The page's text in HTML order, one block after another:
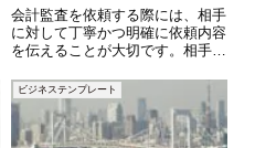
会計監査を依頼する際には、相手
に対して丁寧かつ明確に依頼内容
を伝えることが大切です。相手に
情報を簡潔にまとめ、依頼の目的
や重要性を伝えることが求められ
ます。この記事では、会計監査を
依頼する際に使えるメールの文例
ビジネステンプレート